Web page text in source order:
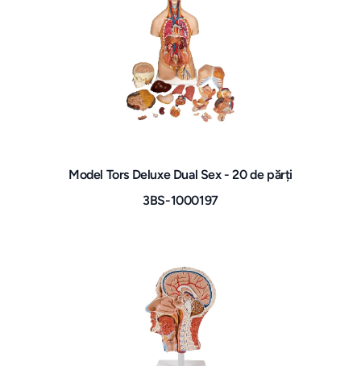
Model Tors Deluxe Dual Sex - 20 de părți
3BS-1000197